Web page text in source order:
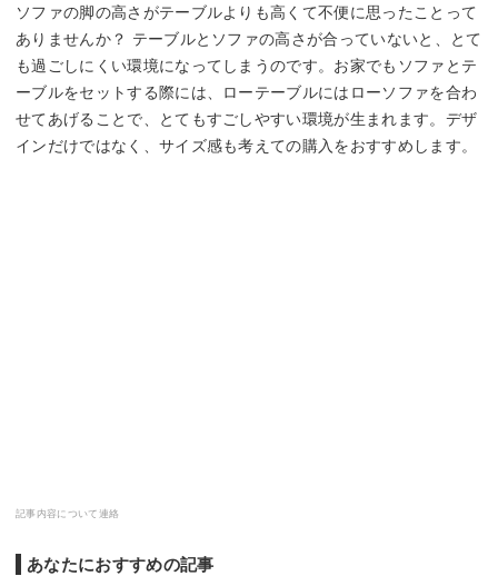
ソファの脚の高さがテーブルよりも高くて不便に思ったことって
ありませんか？ テーブルとソファの高さが合っていないと、とて
も過ごしにくい環境になってしまうのです。お家でもソファとテ
ーブルをセットする際には、ローテーブルにはローソファを合わ
せてあげることで、とてもすごしやすい環境が生まれます。デザ
インだけではなく、サイズ感も考えての購入をおすすめします。
記事内容について連絡
あなたにおすすめの記事